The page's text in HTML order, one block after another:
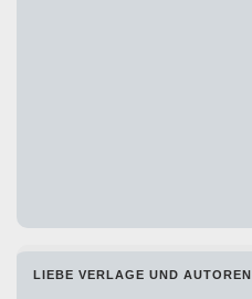
LIEBE VERLAGE UND AUTOREN